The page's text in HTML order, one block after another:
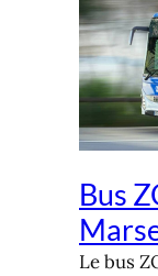
Bus
Le bus